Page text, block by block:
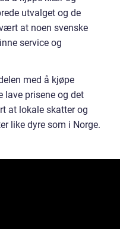
utvalget og de
at noen svenske
service og
med å kjøpe
lave prisene og det
at lokale skatter og
like dyre som i Norge.